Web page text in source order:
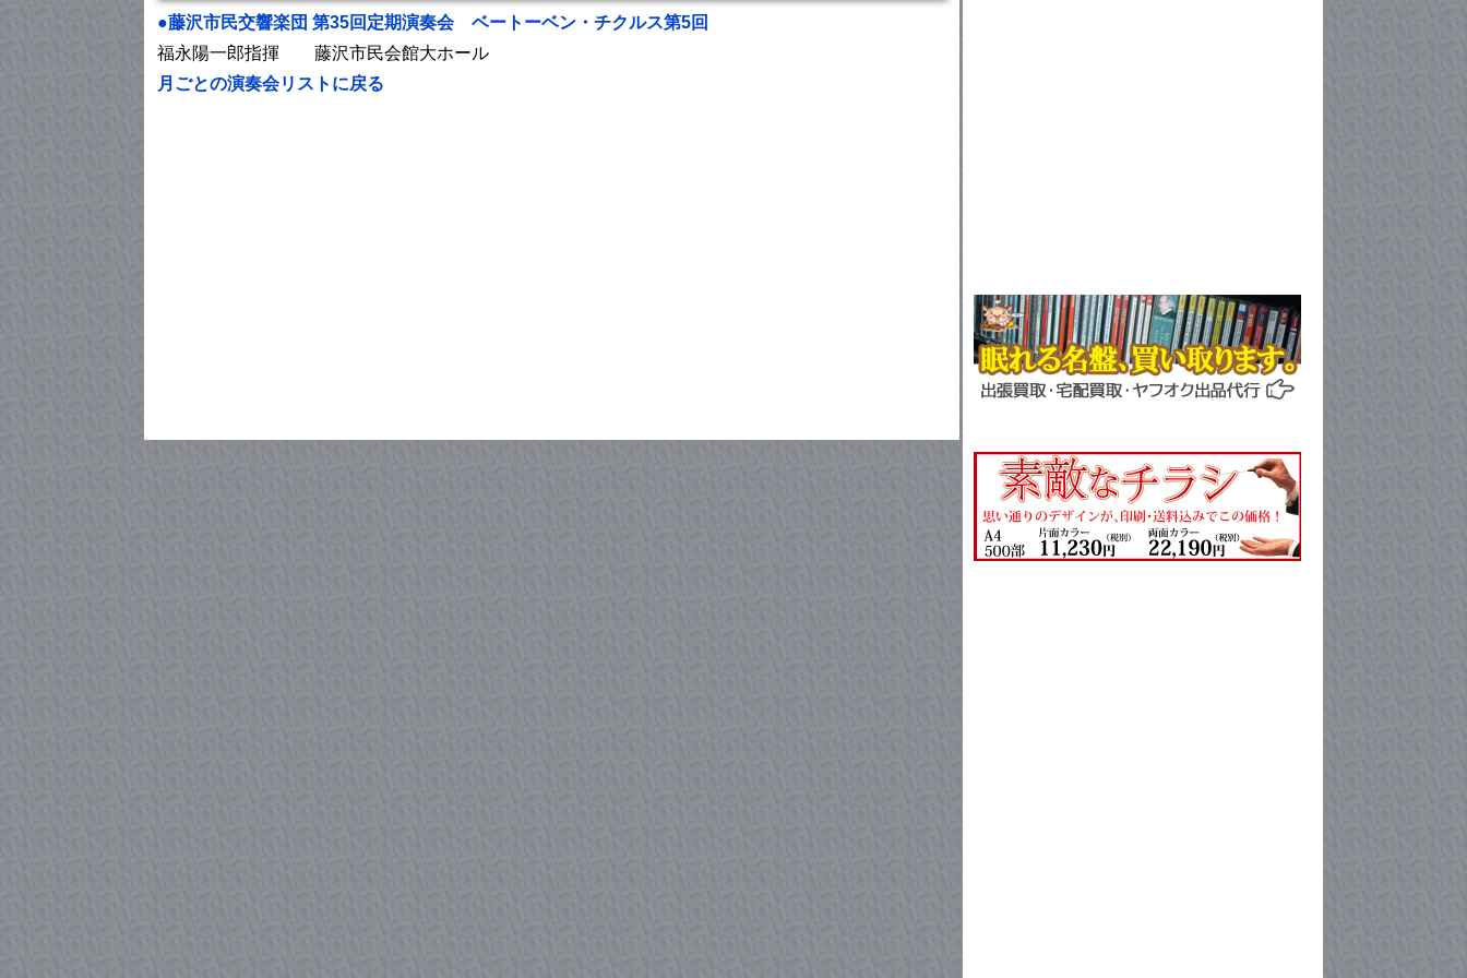
●藤沢市民交響楽団 第35回定期演奏会 ベートーベン・チクルス第5回
福永陽一郎指揮 藤沢市民会館大ホール
月ごとの演奏会リストに戻る